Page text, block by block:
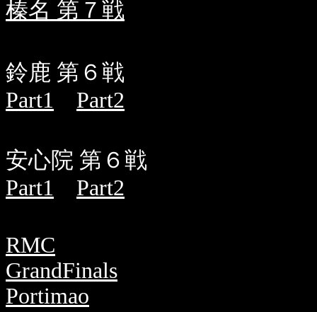
榛名 第７戦
鈴鹿 第６戦
Part1
Part2
安心院 第６戦
Part1
Part2
RMC
GrandFinals
Portimao